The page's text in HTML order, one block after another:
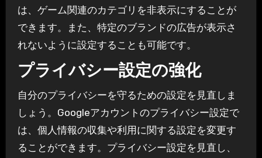
は、ゲーム関連のカテゴリを非表示にすることが
できます。また、特定のブランドの広告が表示さ
れないように設定することも可能です。
プライバシー設定の強化
自分のプライバシーを守るための設定を見直しま
しょう。Googleアカウントのプライバシー設定で
は、個人情報の収集や利用に関する設定を変更す
ることができます。プライバシー設定を見直し、